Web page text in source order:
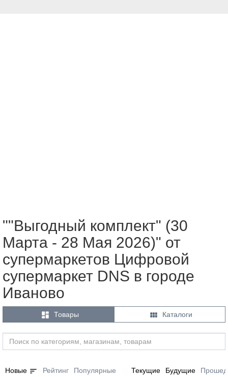
""Выгодный комплект" (30
Марта - 28 Мая 2026)" от
супермаркетов Цифровой
супермаркет DNS в городе
Иваново
 Товары  Каталоги
Новые sort Рейтинг Популярные Текущие Будущие